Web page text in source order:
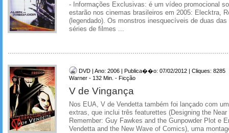
- Informações Exclusivas: é um vídeo promocional
estarão nos cinemas brasileiros em 2005: Elecktra,
(legendado). Os monstros inesquecíveis de duas
séries de filmes ...
DVD | Ano: 2006 | Publica��o: 07/02/2012 | Cliques: 8285
Warner - 132 Min. - Ficção
V de Vingança
Nos EUA, V de Vendetta também foi lançado com
extras, que inclui três featurettes (Designing the Near
Remember: Guy Fawkes and the Gunpowder Plot e
Vendetta and the New Wave of Comics), uma